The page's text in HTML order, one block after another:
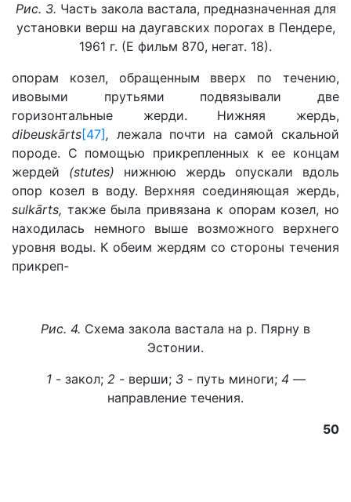
Рис. 3. Часть закола вастала, предназначенная для
установки верш на даугавских порогах в Пендере,
1961 г. (Е фильм 870, негат. 18).
опорам козел, обращенным вверх по течению,
ивовыми прутьями подвязывали две
горизонтальные жерди. Нижняя жердь,
dibeuskārts[47] , лежала почти на самой скальной
породе. С помощью прикрепленных к ее концам
жердей (stutes) нижнюю жердь опускали вдоль
опор козел в воду. Верхняя соединяющая жердь,
sulkārts, также была привязана к опорам козел, но
находилась немного выше возможного верхнего
уровня воды. К обеим жердям со стороны течения
прикреп-
Рис. 4. Схема закола вастала на р. Пярну в
Эстонии.
1- закол; 2 - верши; 3 - путь миноги; 4 —
направление течения.
50